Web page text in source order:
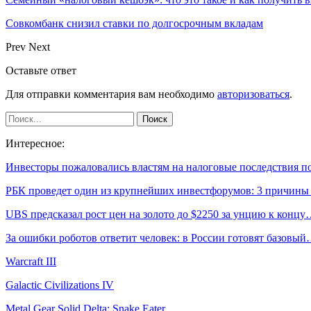
Совкомбанк снизил ставки по долгосрочным вкладам
Prev Next
Оставьте ответ
Для отправки комментария вам необходимо авторизоваться.
Интересное:
Инвесторы пожаловались властям на налоговые последствия
РБК проведет один из крупнейших инвестфорумов: 3
UBS предсказал рост цен на золото до $2250 за унцию к
За ошибки роботов ответит человек: в России готовят
Warcraft III
Galactic Civilizations IV
Metal Gear Solid Delta: Snake Eater